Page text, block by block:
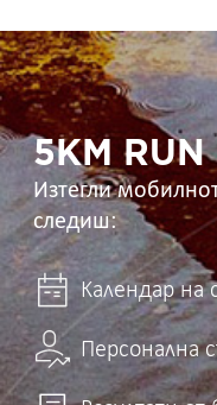
5KM
RUN
в
ръцете
ти 5KM RUN
Изтегли
следиш:
Календар на
Персонална